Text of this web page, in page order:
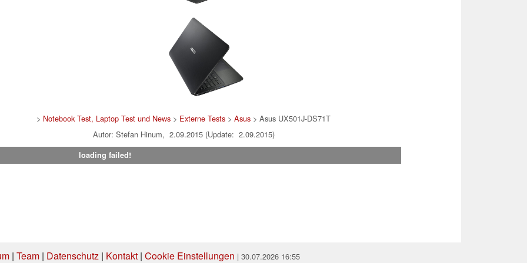
> Notebook Test, Laptop Test und News > Externe Tests >Asus > Asus UX501J-DS71T
Autor: Stefan Hinum, 2.09.2015 (Update: 2.09.2015)
loading failed!
| Team | Datenschutz | Kontakt | Cookie Einstellungen | 30.07.2026 16:55